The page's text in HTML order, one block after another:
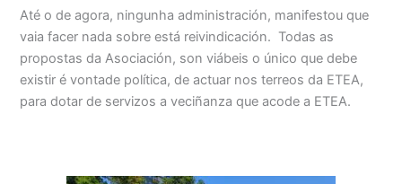
Até o de agora, ningunha administración, manifestou que
vaia facer nada sobre está reivindicación. Todas as
propostas da Asociación, son viábeis o único que debe
existir é vontade política, de actuar nos terreos da ETEA,
para dotar de servizos a veciñanza que acode a ETEA.